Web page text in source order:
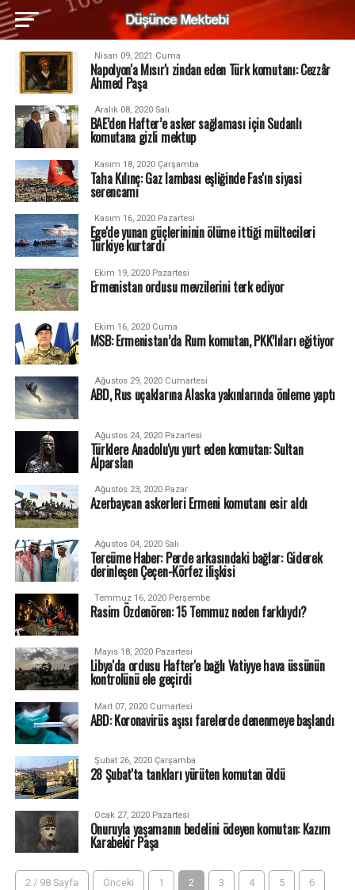
Nisan 09, 2021 Cuma
Napolyon'a Mısır'ı zindan eden Türk komutanı: Cezzâr
Ahmed Paşa
Aralık 08, 2020 Salı
BAE’den Hafter’e asker sağlaması için Sudanlı
komutana gizli mektup
Kasım 18, 2020 Çarşamba
Taha Kılınç: Gaz lambası eşliğinde Fas'ın siyasi
serencamı
Kasım 16, 2020 Pazartesi
Ege'de yunan güçlerininin ölüme ittiği mültecileri
Türkiye kurtardı
Ekim 19, 2020 Pazartesi
Ermenistan ordusu mevzilerini terk ediyor
Ekim 16, 2020 Cuma
MSB: Ermenistan’da Rum komutan, PKK’lıları eğitiyor
Ağustos 29, 2020 Cumartesi
ABD, Rus uçaklarına Alaska yakınlarında önleme yaptı
Ağustos 24, 2020 Pazartesi
Türklere Anadolu'yu yurt eden komutan: Sultan
Alparslan
Ağustos 23, 2020 Pazar
Azerbaycan askerleri Ermeni komutanı esir aldı
Ağustos 04, 2020 Salı
Tercüme Haber: Perde arkasındaki bağlar: Giderek
derinleşen Çeçen-Körfez ilişkisi
Temmuz 16, 2020 Perşembe
Rasim Özdenören: 15 Temmuz neden farklıydı?
Mayıs 18, 2020 Pazartesi
Libya'da ordusu Hafter'e bağlı Vatiyye hava üssünün
kontrolünü ele geçirdi
Mart 07, 2020 Cumartesi
ABD: Koronavirüs aşısı farelerde denenmeye başlandı
Şubat 26, 2020 Çarşamba
28 Şubat'ta tankları yürüten komutan öldü
Ocak 27, 2020 Pazartesi
Onuruyla yaşamanın bedelini ödeyen komutan: Kazım
Karabekir Paşa
2 / 98 Sayfa Önceki 1 2 3 4 5 6